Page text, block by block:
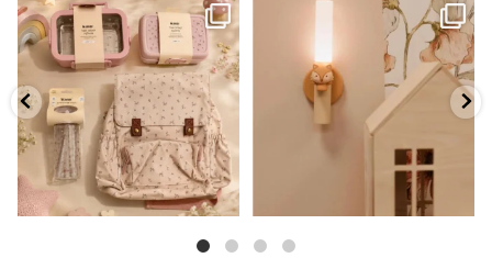
✨ חוזרים למסגרת בסטייל! ✨
הקולקציה החדשה...
9 4
גם פריט עיצובי לחדר, גם מנורת לילה
...
3 0